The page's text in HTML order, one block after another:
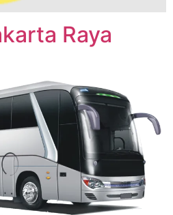
Raya